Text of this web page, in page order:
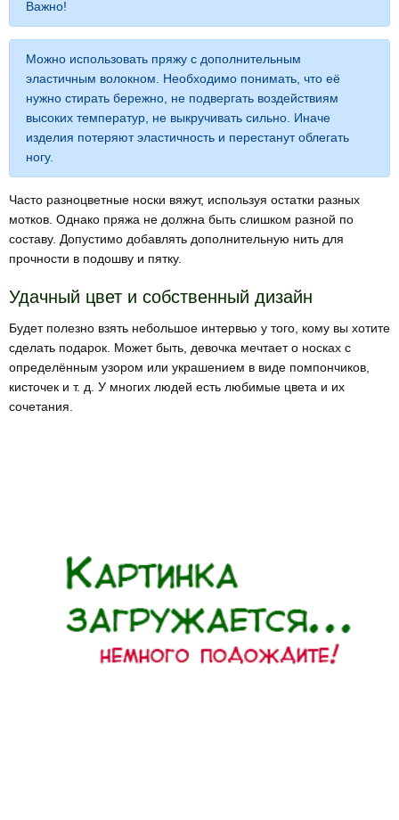
Важно!
Можно использовать пряжу с дополнительным
эластичным волокном. Необходимо понимать, что её
нужно стирать бережно, не подвергать воздействиям
высоких температур, не выкручивать сильно. Иначе
изделия потеряют эластичность и перестанут облегать
ногу.
Часто разноцветные носки вяжут, используя остатки разных
мотков. Однако пряжа не должна быть слишком разной по
составу. Допустимо добавлять дополнительную нить для
прочности в подошву и пятку.
Удачный цвет и собственный дизайн
Будет полезно взять небольшое интервью у того, кому вы хотите
сделать подарок. Может быть, девочка мечтает о носках с
определённым узором или украшением в виде помпончиков,
кисточек и т. д. У многих людей есть любимые цвета и их
сочетания.